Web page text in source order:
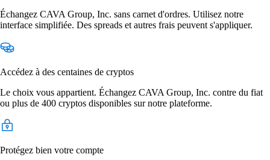
Échangez CAVA Group, Inc. sans carnet d'ordres. Utilisez notre
interface simplifiée. Des spreads et autres frais peuvent s'appliquer.
Accédez à des centaines de cryptos
Le choix vous appartient. Échangez CAVA Group, Inc. contre du fiat
ou plus de 400 cryptos disponibles sur notre plateforme.
Protégez bien votre compte